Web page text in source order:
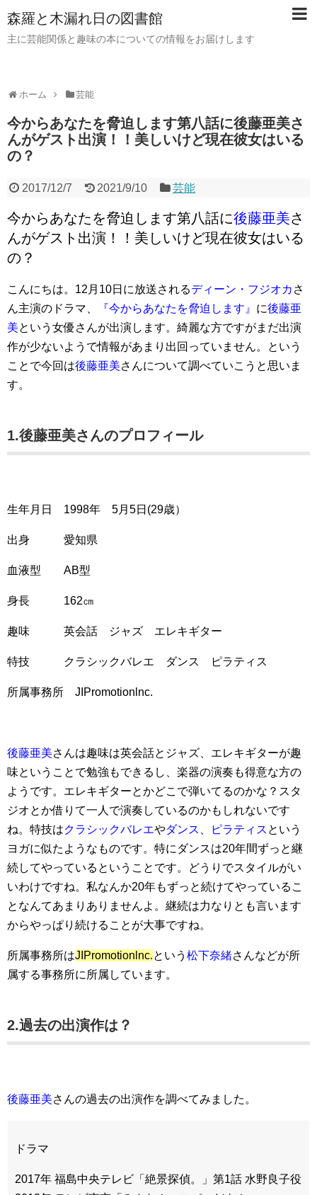
森羅と木漏れ日の図書館
主に芸能関係と趣味の本についての情報をお届けします
ホーム 芸能
今からあなたを脅迫します第八話に後藤亜美さ
んがゲスト出演！！美しいけど現在彼女はいる
の？
2017/12/7 2021/9/10 芸能
今からあなたを脅迫します第八話に後藤亜美さ
んがゲスト出演！！美しいけど現在彼女はいる
の？
こんにちは。12月10日に放送されるディーン・フジオカ さ
ん主演のドラマ
『今からあなたを脅迫します』 に後藤亜
美という女優さんが出演します。綺麗な方ですがまだ出演
作が少ないようで情報があまり出回っていません。という
ことで今回は後藤亜美さんについて調べていこうと思いま
す。
1.後藤亜美さんのプロフィール
生年月日 1998年 5月5日(29歳）
出身 愛知県
血液型 AB型
身長 162㎝
趣味 英会話 ジャズ エレキギター
特技 クラシックバレエ ダンス ピラティス
所属事務所 JIPromotionlnc.
後藤亜美さんは趣味は英会話とジャズ、エレキギターが趣
味ということで勉強もできるし、楽器の演奏も得意な方の
ようです。エレキギターとかどこで弾いてるのかな？スタ
ジオとか借りて一人で演奏しているのかもしれないです
ね。特技はクラシックバレエやダンス ピラティス という
ヨガに似たようなものです。特にダンスは20年間ずっと継
続してやっているということです。どうりでスタイルがい
いわけですね。私なんか20年もずっと続けてやっているこ
となんてあまりありませんよ。継続は力なりとも言います
からやっぱり続けることが大事ですね。
所属事務所はJIPromotionlnc.という 松下奈緒さんなどが所
属する事務所に所属しています。
2.過去の出演作は？
後藤亜美さんの過去の出演作を調べてみました。
ドラマ
2017年 福島中央テレビ「絶景探偵。」第1話 水野良子役